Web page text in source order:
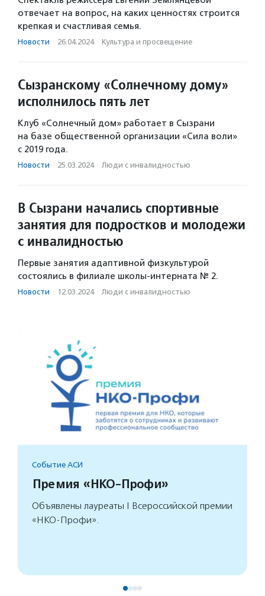
отвечает на вопрос, на каких ценностях строится
крепкая и счастливая семья.
Новости · 26.04.2024 · Культура и просвещение
Сызранскому «Солнечному дому»
исполнилось пять лет
Клуб «Солнечный дом» работает в Сызрани
на базе общественной организации «Сила воли»
с 2019 года.
Новости · 25.03.2024 · Люди с инвалидностью
В Сызрани начались спортивные
занятия для подростков и молодежи
с инвалидностью
Первые занятия адаптивной физкультурой
состоялись в филиале школы-интерната № 2.
Новости · 12.03.2024 · Люди с инвалидностью
Событие АСИ
Премия «НКО-Профи»
Объявлены лауреаты I Всероссийской премии
«НКО-Профи».